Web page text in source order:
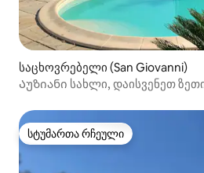
საცხოვრებელი (San Giovanni)
Აუზიანი სახლი, დაისვენეთ
სტუმართა რჩეული
სტუმართა რჩეული